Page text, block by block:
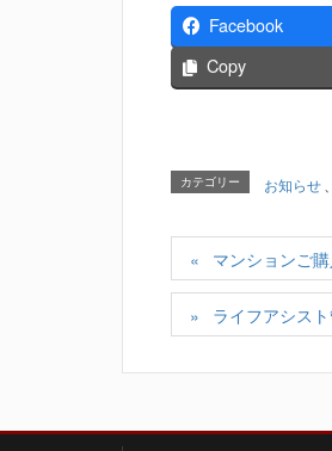
Facebook
Copy
カテゴリー お知らせ
マンションご
ライフアシス